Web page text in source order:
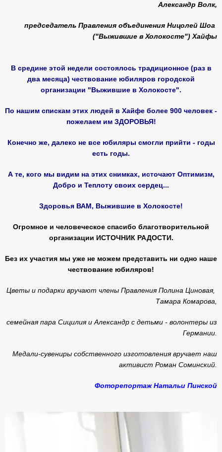
Александр Волк,
председатель Правления объединения Ницолей Шоа
("Выжившие в Холокосте") Хайфы
В средине этой недели состоялось традиционное (раз в
два месяца) чествование юбиляров городской
организации "Выжившие в Холокосте".
По нашим спискам этих людей в Хайфе более 900 человек -
пожелаем им ЗДОРОВЬЯ!
Конечно же, далеко не все юбиляры смогли прийти - годы
есть годы.
А те, кого мы видим на этих снимках, источают Оптимизм,
Добро и Теплоту своих сердец...
Здоровья ВАМ, Выжившие в Холокосте!
Огромное и человеческое спасибо благотворительной
организации ИСТОЧНИК РАДОСТИ.
Без их участия мы уже не можем представить ни одно наше
чествование юбиляров!
Цветы и подарки вручают члены Правления Полина Циновая,
Тамара Комарова,
семейная пара Сицилия и Александр с детьми - волонтеры из
Германии.
Медали-сувениры собственного изготовления вручает наш
активист Роман Соминский.
Фоторепортаж Натальи Пинской